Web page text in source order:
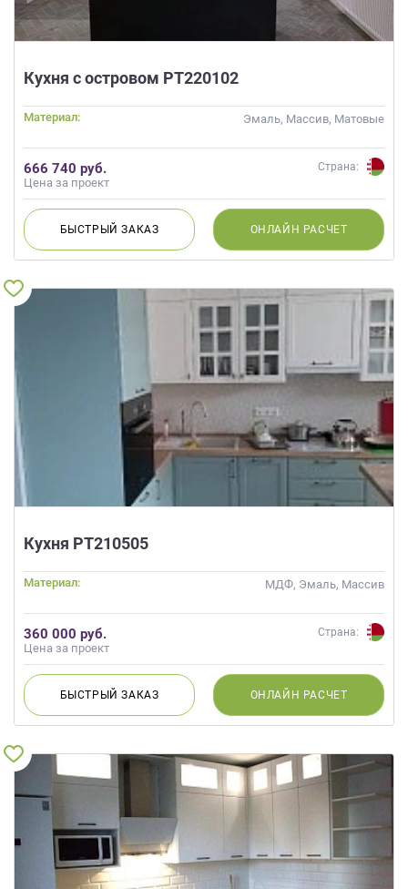
Кухня с островом РТ220102
Материал: Эмаль, Массив, Матовые
666 740 руб.
Цена за проект
Страна:
БЫСТРЫЙЗАКАЗ ОНЛАЙН РАСЧЕТ
Кухня РТ210505
Материал: МДФ, Эмаль, Массив
360 000 руб.
Цена за проект
Страна:
БЫСТРЫЙЗАКАЗ ОНЛАЙН РАСЧЕТ